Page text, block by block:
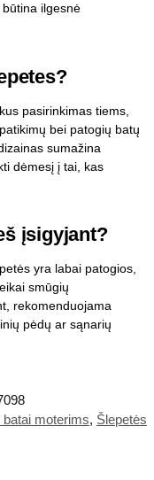
ilgesnė
pasirinkimas tiems,
bei patogių batų
sumažina
dėmesį į tai, kas
įsigyjant?
yra labai patogios,
smūgių
rekomenduojama
pėdų ar sąnarių
batai moterims, Šlepetės